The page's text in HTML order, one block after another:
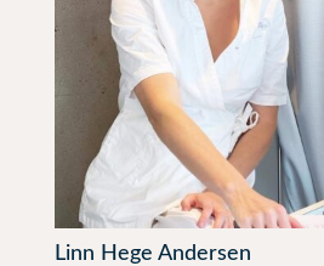
Linn Hege Andersen